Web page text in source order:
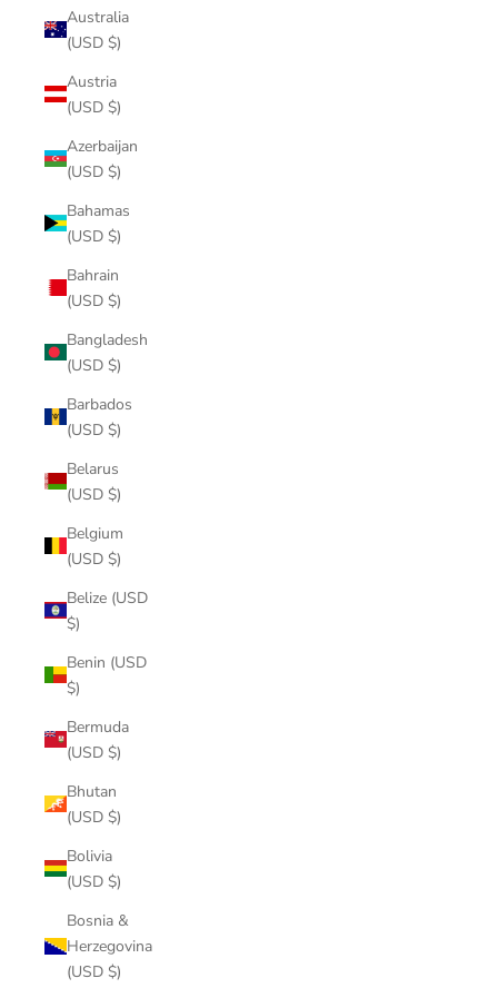
Australia
(USD $)
Austria
(USD $)
Azerbaijan
(USD $)
Bahamas
(USD $)
Bahrain
(USD $)
Bangladesh
(USD $)
Barbados
(USD $)
Belarus
(USD $)
Belgium
(USD $)
Belize (USD
$)
Benin (USD
$)
Bermuda
(USD $)
Bhutan
(USD $)
Bolivia
(USD $)
Bosnia &
Herzegovina
(USD $)